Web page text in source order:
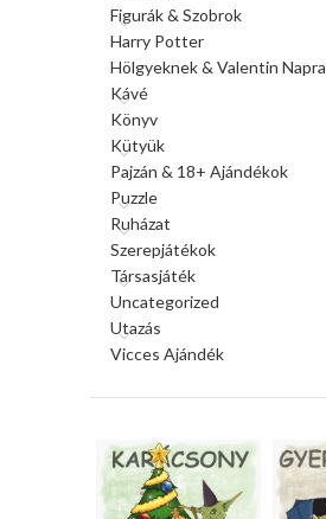
Figurák & Szobrok
Harry Potter
Hölgyeknek & Valentin Napra
Kávé
Könyv
Kütyük
Pajzán & 18+ Ajándékok
Puzzle
Ruházat
Szerepjátékok
Társasjáték
Uncategorized
Utazás
Vicces Ajándék